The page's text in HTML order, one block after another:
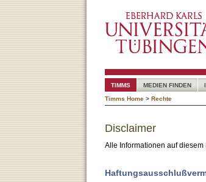
TIMMS MEDIEN FINDEN
Timms Home > Rechte
Disclaimer
Alle Informationen auf